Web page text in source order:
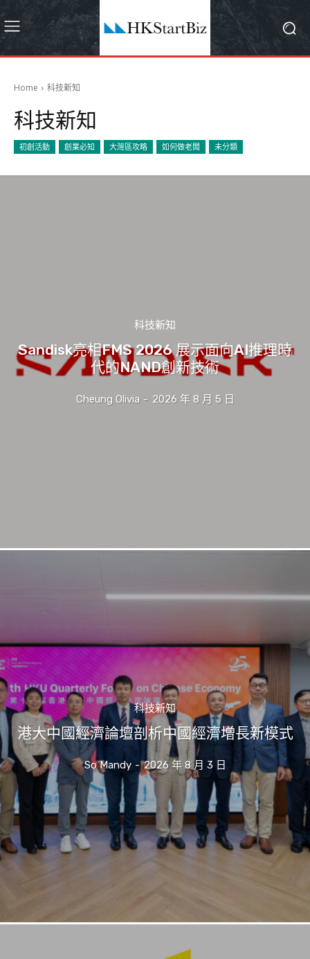
Home 科技新知
科技新知
初創活動 創業必知 大灣區攻略 如何做老闆 未分類
科技新知
Sandisk亮相FMS 2026 展示面向AI推理時
代的NAND創新技術
Cheung Olivia - 2026 年 8 月 5 日
科技新知
港大中國經濟論壇剖析中國經濟增長新模式
So Mandy - 2026 年 8 月 3 日